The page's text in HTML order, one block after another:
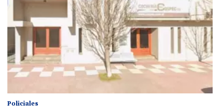
Policiales